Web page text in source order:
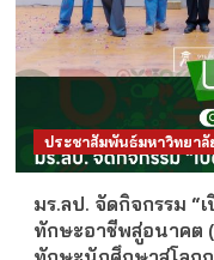
ประชาสัมพันธ์มหาวิทยาลั
มร.ลป. จัดกิจกรรม “
ทักษะอาชีพสู่อนาคต